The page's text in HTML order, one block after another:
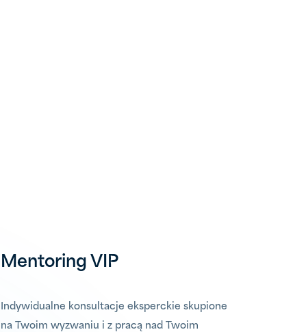
Mentoring VIP
Indywidualne konsultacje eksperckie skupione
na Twoim wyzwaniu i z pracą nad Twoim